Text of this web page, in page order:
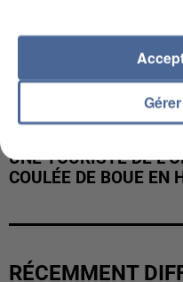
UNE TOURISTE DE
COULÉE DE BOUE EN
RÉCEMMENT